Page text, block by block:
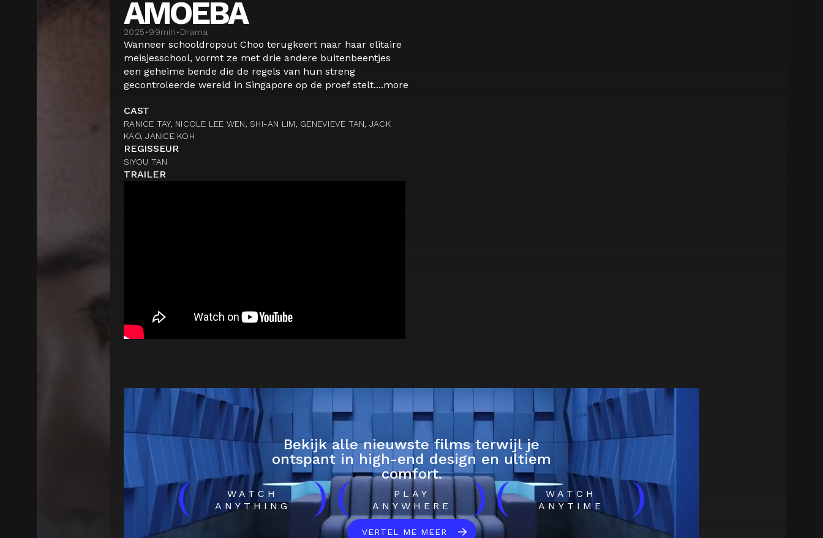
AMOEBA
2025•99min •Drama
Wanneer schooldropout Choo terugkeert naar haar elitaire
meisjesschool, vormt ze met drie andere buitenbeentjes
een geheime bende die de regels van hun streng
gecontroleerde wereld in Singapore op de proef stelt....more
CAST
RANICE TAY, NICOLE LEE WEN, SHI-AN LIM, GENEVIEVE TAN, JACK
KAO, JANICE KOH
REGISSEUR
SIYOU TAN
TRAILER
Bekijk alle nieuwste films terwijl je
ontspant in high-end design en ultiem
comfort.
(
WATCH
ANYTHING
)(
PLAY
ANYWHERE
)(
WATCH
ANYTIME
)
VERTEL ME MEER